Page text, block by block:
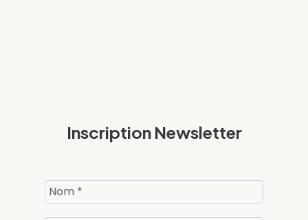
Inscription Newsletter